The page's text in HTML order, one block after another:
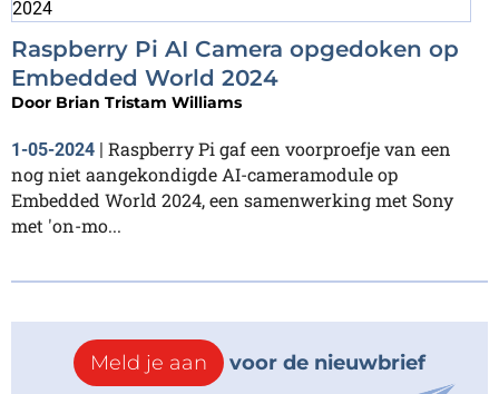
Raspberry Pi AI Camera opgedoken op
Embedded World 2024
Door Brian Tristam Williams
1-05-2024 | Raspberry Pi gaf een voorproefje van een
nog niet aangekondigde AI-cameramodule op
Embedded World 2024, een samenwerking met Sony
met 'on-mo...
Meld je aan voor de nieuwbrief